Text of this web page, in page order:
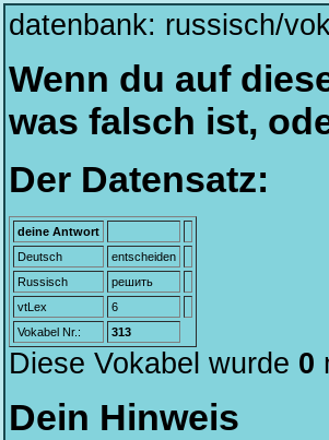
datenbank: russisch/
Wenn du auf
was falsch ist,
Der Datensatz:
deine Antwort
Deutsch
entscheiden
Russisch
решить
vtLex
6
Vokabel Nr.:
313
Diese Vokabel wurde 0
Dein Hinweis